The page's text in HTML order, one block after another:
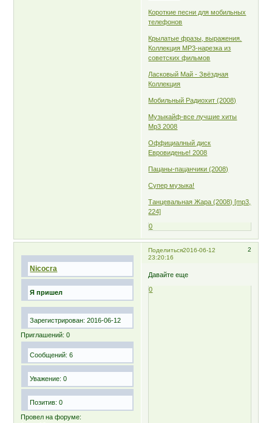
Короткие песни для мобильных
телефонов
Крылатые фразы, выражения.
Коллекция MP3-нарезка из
советских фильмов
Ласковый Май - Звёздная
Коллекция
Мобильный Радиохит (2008)
Музыкайф-все лучшие хиты
Мр3 2008
Оффициалный диск
Евровиденье! 2008
Пацаны-пацанчики (2008)
Супер музыка!
Танцевальная Жара (2008) [mp3,
224]
0
Поделиться 2
2016-06-12
23:20:16
Nicocra
Я пришел
Зарегистрирован: 2016-06-12
Приглашений: 0
Сообщений: 6
Уважение: 0
Позитив: 0
Провел на форуме:
Давайте еще
0